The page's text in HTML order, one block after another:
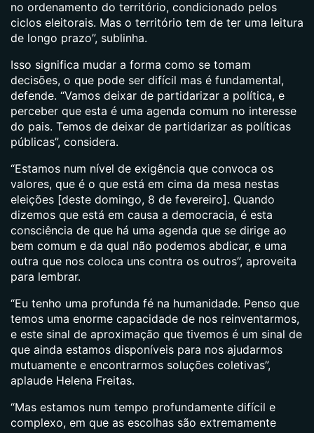
no ordenamento do território, condicionado pelos
ciclos eleitorais. Mas o território tem de ter uma leitura
de longo prazo”, sublinha.
Isso significa mudar a forma como se tomam
decisões, o que pode ser difícil mas é fundamental,
defende. “Vamos deixar de partidarizar a política, e
perceber que esta é uma agenda comum no interesse
do pais. Temos de deixar de partidarizar as políticas
públicas”, considera.
“Estamos num nível de exigência que convoca os
valores, que é o que está em cima da mesa nestas
eleições [deste domingo, 8 de fevereiro]. Quando
dizemos que está em causa a democracia, é esta
consciência de que há uma agenda que se dirige ao
bem comum e da qual não podemos abdicar, e uma
outra que nos coloca uns contra os outros”, aproveita
para lembrar.
“Eu tenho uma profunda fé na humanidade. Penso que
temos uma enorme capacidade de nos reinventarmos,
e este sinal de aproximação que tivemos é um sinal de
que ainda estamos disponíveis para nos ajudarmos
mutuamente e encontrarmos soluções coletivas”,
aplaude Helena Freitas.
“Mas estamos num tempo profundamente difícil e
complexo, em que as escolhas são extremamente